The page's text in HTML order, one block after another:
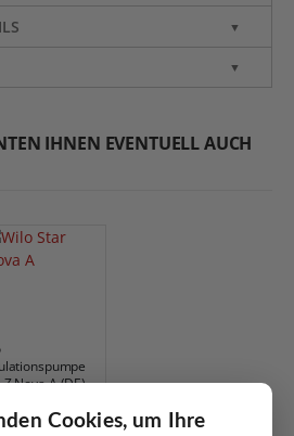
Cookies, um Ihre
▼
▼
IHNEN EVENTUELL AUCH
Nova A (DE)
ANFORDERN